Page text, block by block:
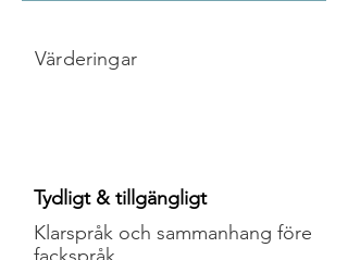
Värderingar
Tydligt & tillgängligt
Klarspråk och sammanhang före